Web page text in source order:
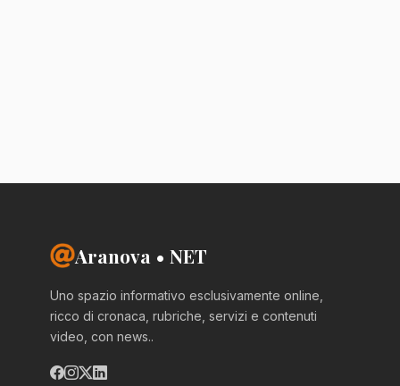
Aranova • NET
Uno spazio informativo esclusivamente online,
ricco di cronaca, rubriche, servizi e contenuti
video, con news..